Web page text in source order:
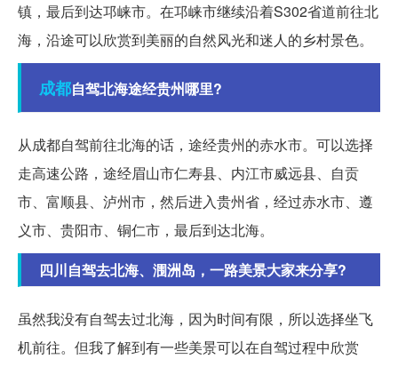
镇，最后到达邛崃市。在邛崃市继续沿着S302省道前往北
海，沿途可以欣赏到美丽的自然风光和迷人的乡村景色。
成都自驾北海途经贵州哪里?
从成都自驾前往北海的话，途经贵州的赤水市。可以选择
走高速公路，途经眉山市仁寿县、内江市威远县、自贡
市、富顺县、泸州市，然后进入贵州省，经过赤水市、遵
义市、贵阳市、铜仁市，最后到达北海。
四川自驾去北海、涠洲岛，一路美景大家来分享?
虽然我没有自驾去过北海，因为时间有限，所以选择坐飞
机前往。但我了解到有一些美景可以在自驾过程中欣赏